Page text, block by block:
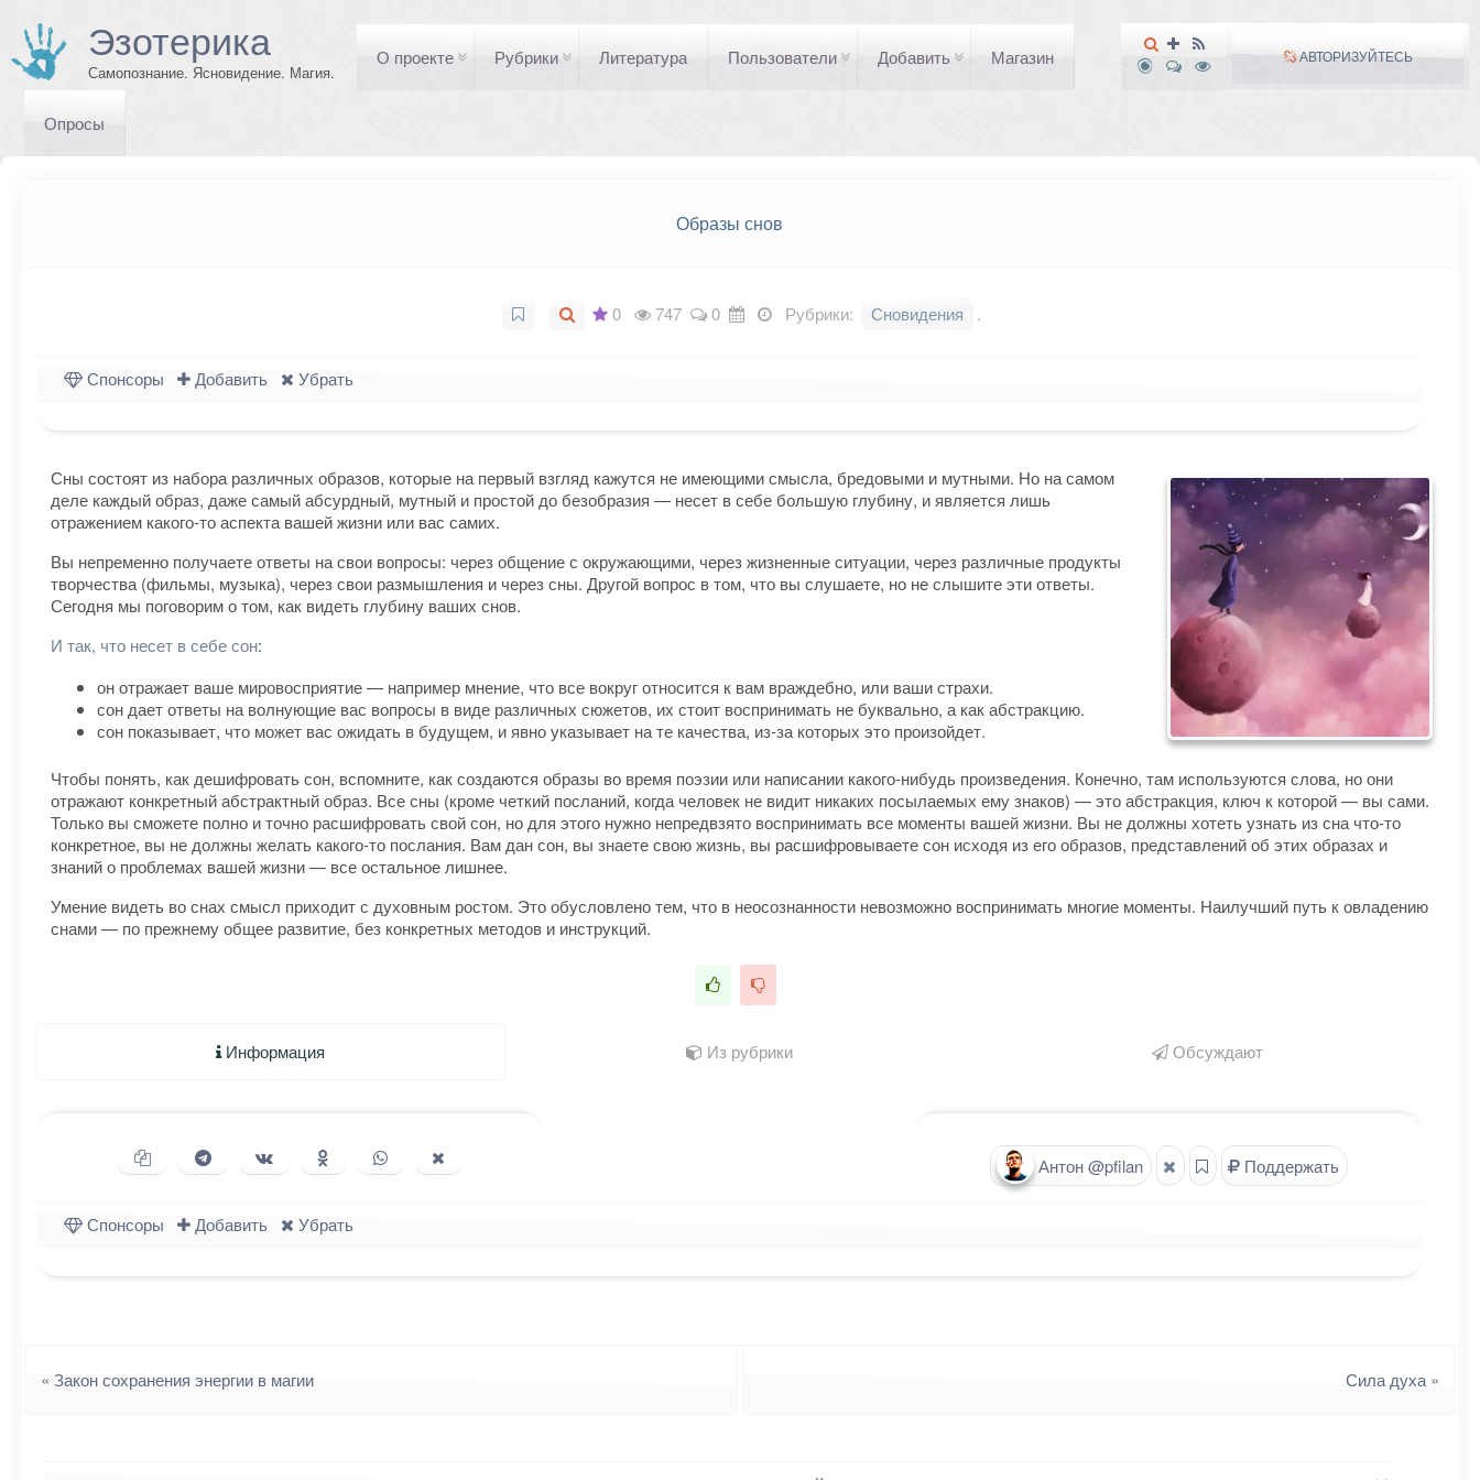
Эзотерика
Самопознание. Ясновидение. Магия.
АВТОРИЗУЙТЕСЬ
О проекте Рубрики Литература Пользователи Добавить Магазин
Опросы
Образы снов
0 747 0 Рубрики: Сновидения .
Спонсоры Добавить Убрать
Сны состоят из набора различных образов, которые на первый взгляд кажутся не имеющими смысла, бредовыми и мутными. Но на самом
деле каждый образ, даже самый абсурдный, мутный и простой до безобразия — несет в себе большую глубину, и является лишь
отражением какого-то аспекта вашей жизни или вас самих.
Вы непременно получаете ответы на свои вопросы: через общение с окружающими, через жизненные ситуации, через различные продукты
творчества (фильмы, музыка), через свои размышления и через сны. Другой вопрос в том, что вы слушаете, но не слышите эти ответы.
Сегодня мы поговорим о том, как видеть глубину ваших снов.
И так, что несет в себе сон:
он отражает ваше мировосприятие — например мнение, что все вокруг относится к вам враждебно, или ваши страхи.
сон дает ответы на волнующие вас вопросы в виде различных сюжетов, их стоит воспринимать не буквально, а как абстракцию.
сон показывает, что может вас ожидать в будущем, и явно указывает на те качества, из-за которых это произойдет.
Чтобы понять, как дешифровать сон, вспомните, как создаются образы во время поэзии или написании какого-нибудь произведения. Конечно, там используются слова, но они
отражают конкретный абстрактный образ. Все сны (кроме четкий посланий, когда человек не видит никаких посылаемых ему знаков) — это абстракция, ключ к которой — вы сами.
Только вы сможете полно и точно расшифровать свой сон, но для этого нужно непредвзято воспринимать все моменты вашей жизни. Вы не должны хотеть узнать из сна что-то
конкретное, вы не должны желать какого-то послания. Вам дан сон, вы знаете свою жизнь, вы расшифровываете сон исходя из его образов, представлений об этих образах и
знаний о проблемах вашей жизни — все остальное лишнее.
Умение видеть во снах смысл приходит с духовным ростом. Это обусловлено тем, что в неосознанности невозможно воспринимать многие моменты. Наилучший путь к овладению
снами — по прежнему общее развитие, без конкретных методов и инструкций.
Информация Из рубрики Обсуждают
Антон @pfilan Поддержать
Копировать ссылкуПоделиться в Telegram
Поделиться ВКонтакте
Поделиться в Одноклассниках
Поделиться в WhatsApp
Спонсоры Добавить Убрать
« Закон сохранения энергии в магии Сила духа »